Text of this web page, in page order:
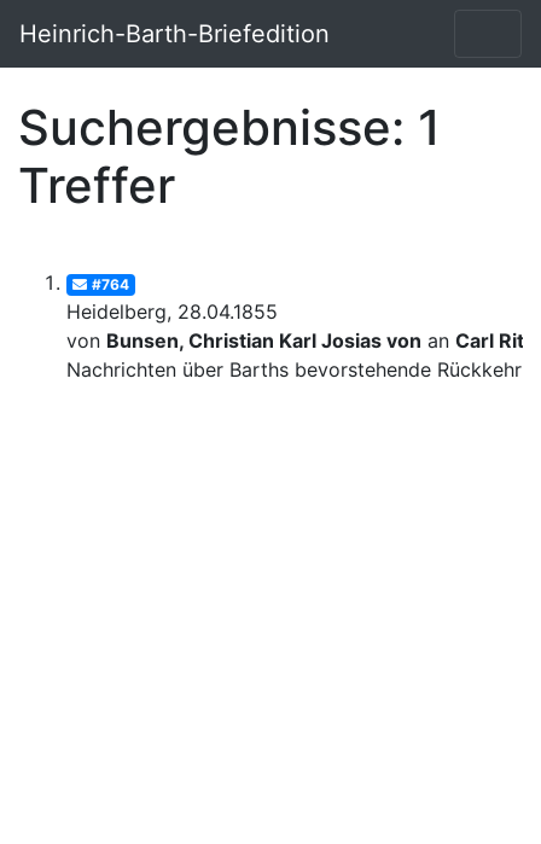
Heinrich-Barth-Briefedition
Suchergebnisse: 1
Treffer
#764
Heidelberg, 28.04.1855
von Bunsen, Christian Karl Josias von an Carl
Nachrichten über Barths bevorstehende Rückkehr